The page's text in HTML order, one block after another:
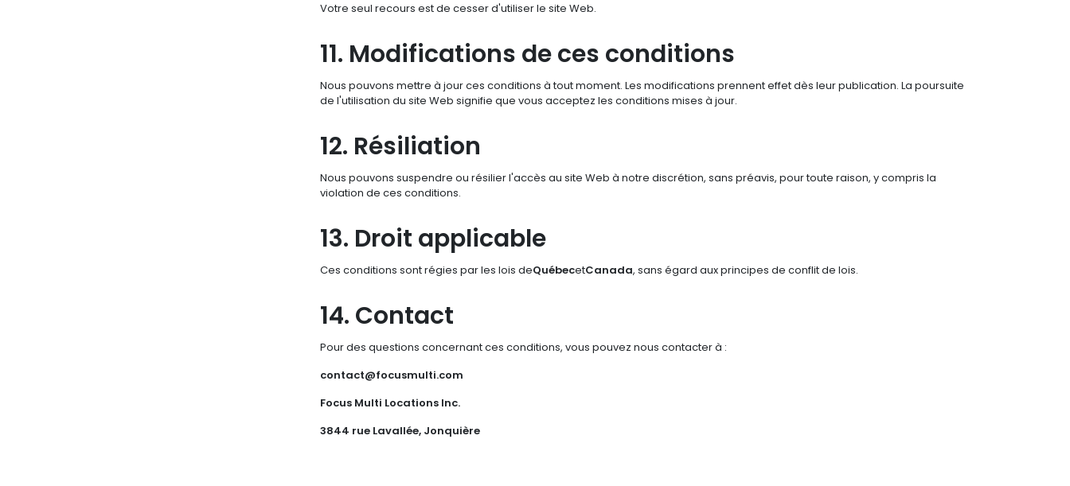
Votre seul recours est de cesser d'utiliser le site Web.
11. Modifications de ces conditions
Nous pouvons mettre à jour ces conditions à tout moment. Les modifications prennent effet dès leur publication. La poursuite
de l'utilisation du site Web signifie que vous acceptez les conditions mises à jour.
12. Résiliation
Nous pouvons suspendre ou résilier l'accès au site Web à notre discrétion, sans préavis, pour toute raison, y compris la
violation de ces conditions.
13. Droit applicable
Ces conditions sont régies par les lois deQuébecetCanada, sans égard aux principes de conflit de lois.
14. Contact
Pour des questions concernant ces conditions, vous pouvez nous contacter à :
contact@focusmulti.com
Focus Multi Locations Inc.
3844 rue Lavallée, Jonquière